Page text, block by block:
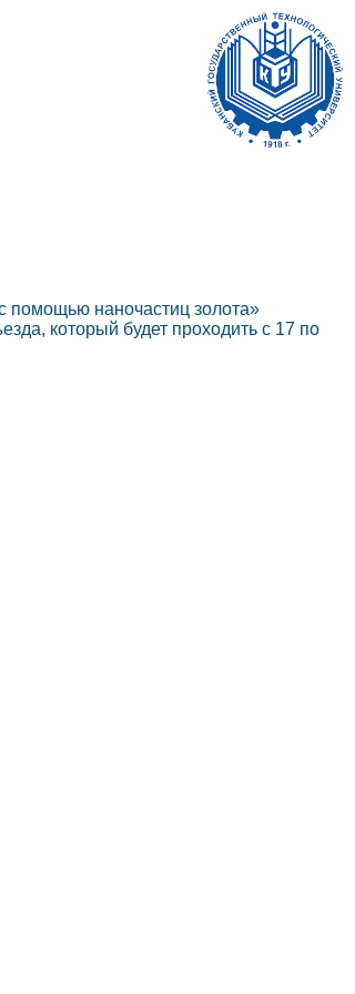
помощью наночастиц золота»
который будет проходить с 17 по